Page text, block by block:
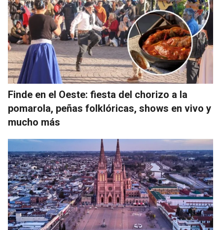
Finde en el Oeste: fiesta del chorizo a la
pomarola, peñas folklóricas, shows en vivo y
mucho más